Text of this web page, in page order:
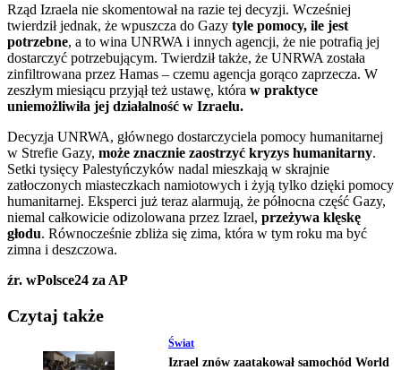
Rząd Izraela nie skomentował na razie tej decyzji. Wcześniej
twierdził jednak, że wpuszcza do Gazy tyle pomocy, ile jest
potrzebne, a to wina UNRWA i innych agencji, że nie potrafią jej
dostarczyć potrzebującym. Twierdził także, że UNRWA została
zinfiltrowana przez Hamas – czemu agencja gorąco zaprzecza. W
zeszłym miesiącu przyjął też ustawę, która w praktyce
uniemożliwiła jej działalność w Izraelu.
Decyzja UNRWA, głównego dostarczyciela pomocy humanitarnej
w Strefie Gazy, może znacznie zaostrzyć kryzys humanitarny.
Setki tysięcy Palestyńczyków nadal mieszkają w skrajnie
zatłoczonych miasteczkach namiotowych i żyją tylko dzięki pomocy
humanitarnej. Eksperci już teraz alarmują, że północna część Gazy,
niemal całkowicie odizolowana przez Izrael, przeżywa klęskę
głodu. Równocześnie zbliża się zima, która w tym roku ma być
zimna i deszczowa.
źr. wPolsce24 za AP
Czytaj także
Świat
Izrael znów zaatakował samochód World